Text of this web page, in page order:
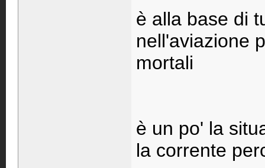
è alla base di
nell'aviazione
mortali
è un po' la
la corrente